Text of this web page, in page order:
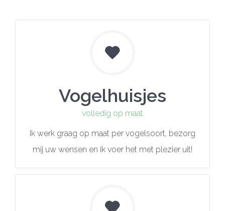
Vogelhuisjes
volledig op maat
Ik werk graag op maat per vogelsoort, bezorg
mij uw wensen en ik voer het met plezier uit!